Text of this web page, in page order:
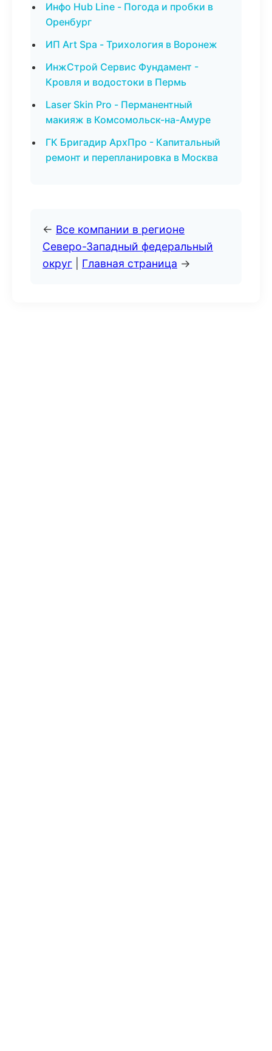
Инфо Hub Line - Погода и пробки в
Оренбург
ИП Art Spa - Трихология в Воронеж
ИнжСтрой Сервис Фундамент -
Кровля и водостоки в Пермь
Laser Skin Pro - Перманентный
макияж в Комсомольск-на-Амуре
ГК Бригадир АрхПро - Капитальный
ремонт и перепланировка в Москва
← Все компании в регионе
Северо-Западный федеральный
округ
Главная страница →